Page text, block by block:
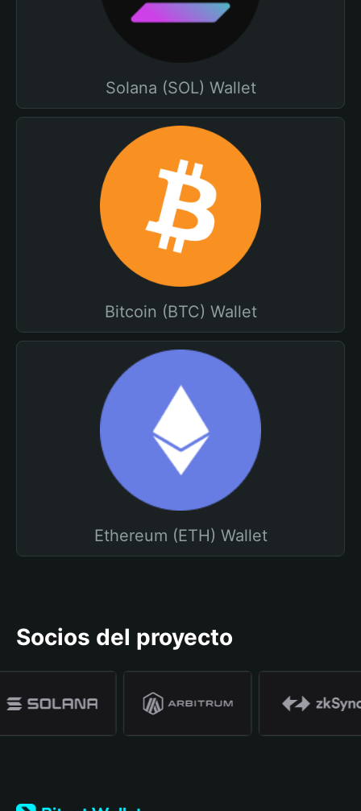
Solana (SOL) Wallet
Bitcoin (BTC) Wallet
Ethereum (ETH) Wallet
Socios del proyecto